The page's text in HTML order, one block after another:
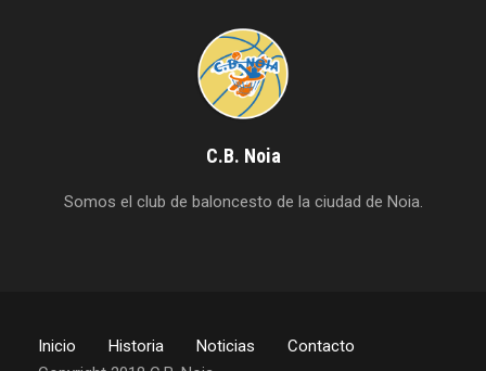
C.B. Noia
Somos el club de baloncesto de la ciudad de Noia.
Inicio Historia Noticias
Contacto